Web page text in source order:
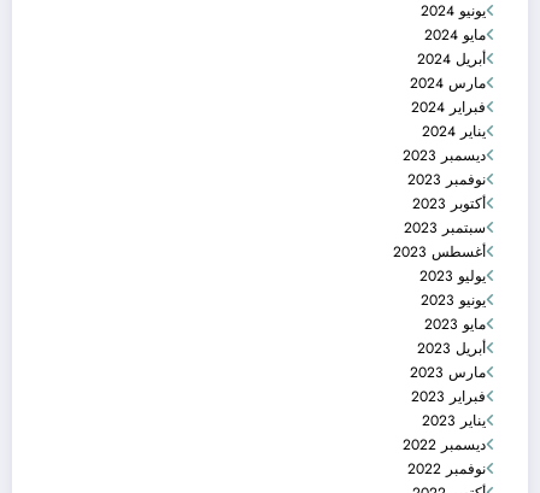
يونيو 2024
مايو 2024
أبريل 2024
مارس 2024
فبراير 2024
يناير 2024
ديسمبر 2023
نوفمبر 2023
أكتوبر 2023
سبتمبر 2023
أغسطس 2023
يوليو 2023
يونيو 2023
مايو 2023
أبريل 2023
مارس 2023
فبراير 2023
يناير 2023
ديسمبر 2022
نوفمبر 2022